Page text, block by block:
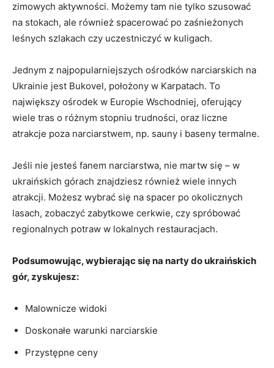
zimowych aktywności. Możemy tam nie tylko‌ szusować
na stokach, ale również spacerować po zaśnieżonych
leśnych szlakach czy ⁣uczestniczyć w kuligach.
Jednym ⁤z⁤ najpopularniejszych ośrodków narciarskich na
Ukrainie‍ jest Bukovel, położony w ⁣Karpatach. To
największy ośrodek w ⁣Europie Wschodniej, oferujący
wiele tras o różnym stopniu ⁣trudności, oraz liczne
atrakcje poza narciarstwem,⁣ np. sauny i baseny ⁣termalne.
Jeśli nie jesteś ‌fanem ​narciarstwa, nie martw się – w​
ukraińskich górach znajdziesz również wiele innych
atrakcji. Możesz⁣ wybrać się na spacer po okolicznych
lasach, zobaczyć zabytkowe cerkwie, czy spróbować
regionalnych potraw w lokalnych ⁣restauracjach.
Podsumowując, wybierając się na narty do‍ ukraińskich​
gór, zyskujesz:
Malownicze widoki
Doskonałe warunki narciarskie
Przystępne ceny